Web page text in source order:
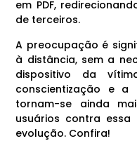
em PDF,
de terceiros.
A preocupação é
à distância, sem a
dispositivo da
conscientização e
tornam-se ainda
usuários contra
evolução. Confira!